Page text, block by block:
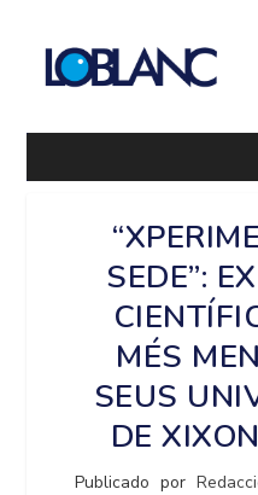
SEDE”:
MÉS
SEUS
DE
Publicado por